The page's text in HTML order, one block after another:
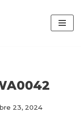
23, 2024